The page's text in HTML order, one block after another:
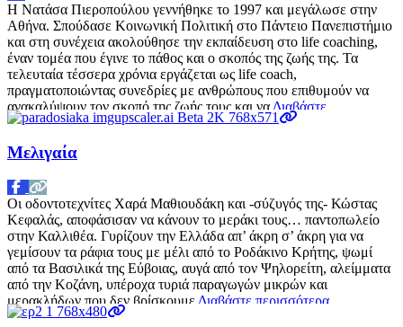
Η Νατάσα Πιεροπούλου γεννήθηκε το 1997 και μεγάλωσε στην
Αθήνα. Σπούδασε Κοινωνική Πολιτική στο Πάντειο Πανεπιστήμιο
και στη συνέχεια ακολούθησε την εκπαίδευση στο life coaching,
έναν τομέα που έγινε το πάθος και ο σκοπός της ζωής της. Τα
τελευταία τέσσερα χρόνια εργάζεται ως life coach,
πραγματοποιώντας συνεδρίες με ανθρώπους που επιθυμούν να
ανακαλύψουν τον σκοπό της ζωής τους και να Διαβάστε
περισσότερα…
Μελιγαία
Οι οδοντοτεχνίτες Χαρά Μαθιουδάκη και -σύζυγός της- Κώστας
Κεφαλάς, αποφάσισαν να κάνουν το μεράκι τους… παντοπωλείο
στην Καλλιθέα. Γυρίζουν την Ελλάδα απ’ άκρη σ’ άκρη για να
γεμίσουν τα ράφια τους με μέλι από το Ροδάκινο Κρήτης, ψωμί
από τα Βασιλικά της Εύβοιας, αυγά από τον Ψηλορείτη, αλείμματα
από την Κοζάνη, υπέροχα τυριά παραγωγών μικρών και
μερακλήδων που δεν βρίσκουμε Διαβάστε περισσότερα…